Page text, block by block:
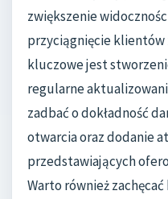
zwiększenie
przyciągnięcie klientów
kluczowe jest
regularne
zadbać o dokładność
otwarcia oraz dodanie
przedstawiających
Warto również